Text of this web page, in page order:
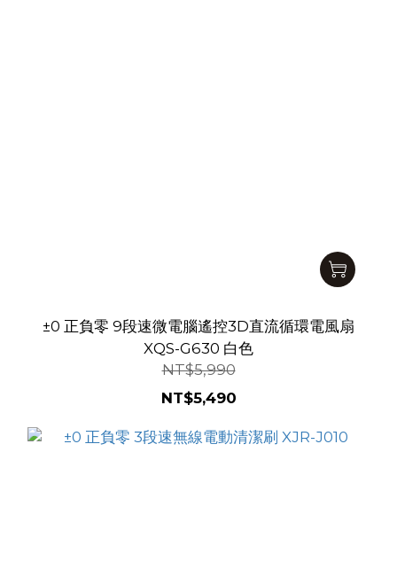
±0 正負零 9段速微電腦遙控3D直流循環電風扇
XQS-G630 白色
NT$5,990
NT$5,490